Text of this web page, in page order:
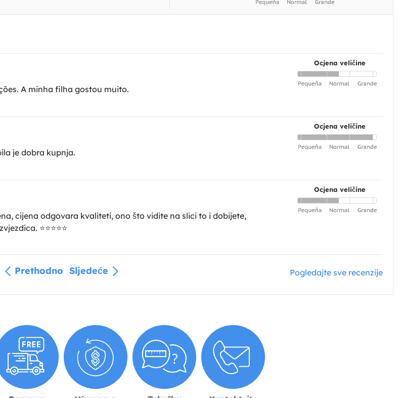
Ocjena veličine
A minha filha gostou muito.
Ocjena veličine
je dobra kupnja.
Ocjena veličine
cijena odgovara kvaliteti, ono što vidite na slici to i dobijete,
⭐⭐⭐⭐⭐
Prethodno Sljedeće Pogledajte sve recenzije